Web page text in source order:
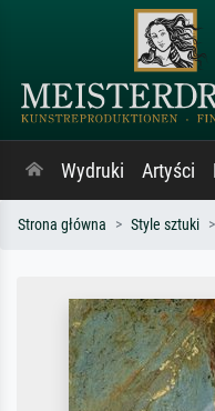
Wydruki Artyści
Strona główna Style sztuki